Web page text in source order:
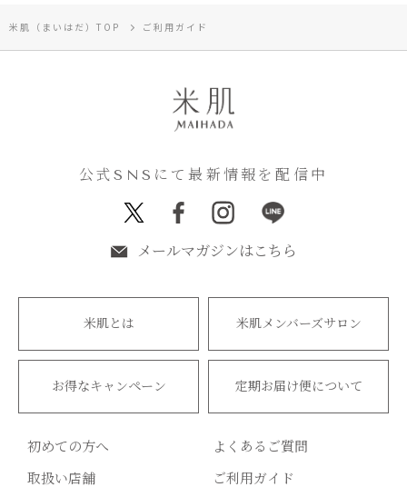
米肌（まいはだ）TOP ご利用ガイド
公式SNSにて最新情報を配信中
メールマガジンはこちら
米肌とは 米肌メンバーズサロン
お得なキャンペーン 定期お届け便について
初めての方へ
よくあるご質問
取扱い店舗
ご利用ガイド